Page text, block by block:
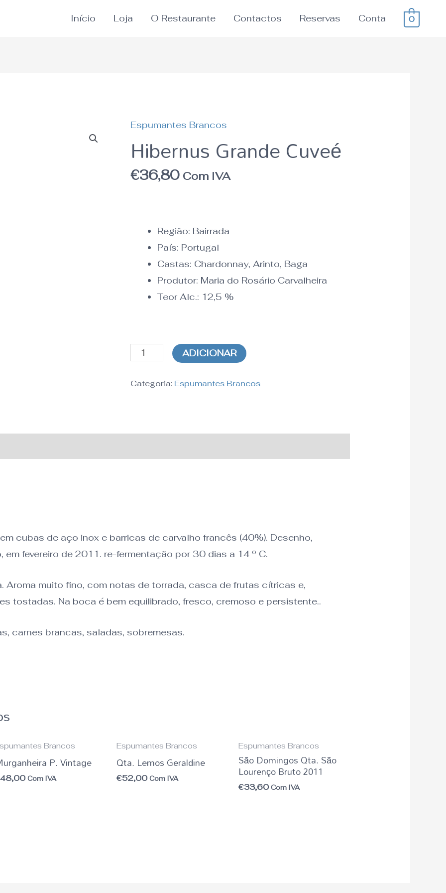
Início Loja O Restaurante Contactos Reservas Conta 0
Espumantes Brancos
Hibernus Grande Cuveé
€36,80 Com IVA
Região: Bairrada
País: Portugal
Castas: Chardonnay, Arinto, Baga
Produtor: Maria do Rosário Carvalheira
Teor Alc.: 12,5 %
Quantidade
de
Hibernus
Grande
ADICIONAR
Categoria: Espumantes Brancos
cubas de aço inox e barricas de carvalho francês (40%). Desenho,
fevereiro de 2011. re-fermentação por 30 dias a 14 º C.
Aroma muito fino, com notas de torrada, casca de frutas cítricas e,
tostadas. Na boca é bem equilibrado, fresco, cremoso e persistente..
carnes brancas, saladas, sobremesas.
Brancos
P. Vintage
48,00 Com IVA
Espumantes Brancos
Qta. Lemos Geraldine
€52,00 Com IVA
Espumantes Brancos
São Domingos Qta. São
Lourenço Bruto 2011
€33,60 Com IVA